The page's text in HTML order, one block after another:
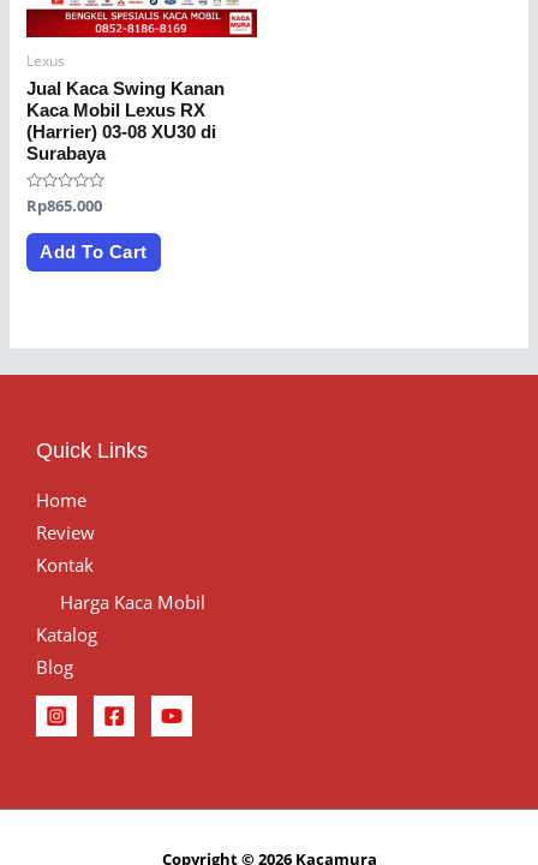
Lexus
Jual Kaca Swing Kanan
Kaca Mobil Lexus RX
(Harrier) 03-08 XU30 di
Surabaya
Rated
0
out
Rp865.000
Add To Cart
Quick Links
Home
Review
Kontak
Harga Kaca Mobil
Katalog
Blog
Copyright © 2026 Kacamura